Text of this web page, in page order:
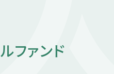
ファンド